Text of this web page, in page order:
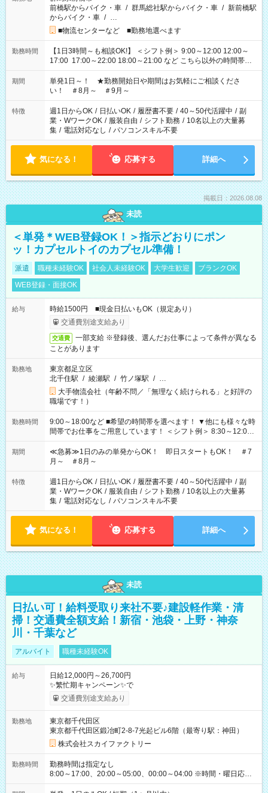
前橋駅からバイク・車 / 群馬総社駅からバイク・車 / 新前橋駅
からバイク・車 / …
■物流センターなど ■勤務地選べます
勤務時間
【1日3時間～も相談OK!】 ＜シフト例＞ 9:00～12:00 12:00～
17:00 17:00～22:00 18:00～21:00 など こちら以外の時間帯も
お気軽にご相談ください！
期間
単発1日～！ ★勤務開始日や期間はお気軽にご相談くださ
い！ ＃8月～ ＃9月～
特徴 週1日からOK / 日払いOK / 履歴書不要 / 40～50代活躍中 / 副
業・WワークOK / 服装自由 / シフト勤務 / 10名以上の大量募
集 / 電話対応なし / パソコンスキル不要
気になる！ 応募する 詳細へ
掲載日：2026.08.08
未読
＜単発＊WEB登録OK！＞指示どおりにポン
ッ！カプセルトイのカプセル準備！
派遣 職種未経験OK 社会人未経験OK 大学生歓迎
ブランクOK
WEB登録・面接OK
給与
時給1500円 ■現金日払いもOK（規定あり）
交通費別途支給あり
交通費
一部支給 ※登録後、選んだお仕事によって条件が異なる
ことがあります
勤務地
東京都足立区
北千住駅 / 綾瀬駅 / 竹ノ塚駅 / …
大手物流会社（年齢不問／「無理なく続けられる」と好評の
職場です！）
勤務時間
9:00～18:00など ■希望の時間帯を選べます！ ▼他にも様々な時
間帯でお仕事をご用意しています！ ＜シフト例＞ 8:30～12:00
17:00～22:00 13:00～22:00 22:00～翌6:00 など
期間
≪急募≫1日のみの単発からOK！ 即日スタートもOK！ ＃7
月～ ＃8月～
特徴 週1日からOK / 日払いOK / 履歴書不要 / 40～50代活躍中 / 副
業・WワークOK / 服装自由 / シフト勤務 / 10名以上の大量募
集 / 電話対応なし / パソコンスキル不要
気になる！ 応募する 詳細へ
未読
日払い可！給料受取り来社不要♪建設軽作業・清
掃！交通費全額支給！新宿・池袋・上野・神奈
川・千葉など
アルバイト 職種未経験OK
給与
日給12,000円～26,700円
✨繁忙期キャンペーン✨で
交通費別途支給あり
勤務地
東京都千代田区
東京都千代田区鍛冶町2-8-7光起ビル6階（最寄り駅：神田）
株式会社スカイファクトリー
勤務時間
勤務時間は指定なし
8:00～17:00、20:00～05:00、00:00～04:00 ※時間・曜日応相
談 ※深夜・早朝帯もあり ※週1日、1日4ｈから勤務OK！ もち